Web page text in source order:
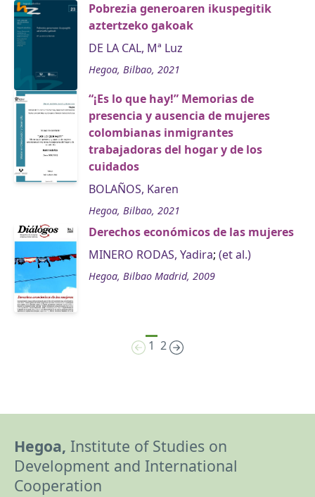
Pobrezia generoaren ikuspegitik
aztertzeko gakoak
DE LA CAL, Mª Luz
Hegoa, Bilbao, 2021
“¡Es lo que hay!” Memorias de
presencia y ausencia de mujeres
colombianas inmigrantes
trabajadoras del hogar y de los
cuidados
BOLAÑOS, Karen
Hegoa, Bilbao, 2021
Derechos económicos de las mujeres
MINERO RODAS, Yadira; (et al.)
Hegoa, Bilbao Madrid, 2009
1 2
Hegoa, Institute of Studies on
Development and International
Cooperation